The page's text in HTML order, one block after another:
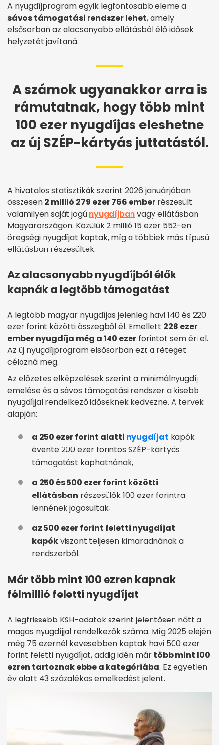
A nyugdíjprogram egyik legfontosabb eleme a
sávos támogatási rendszer lehet, amely
elsősorban az alacsonyabb ellátásból élő idősek
helyzetét javítaná.
A számok ugyanakkor arra is
rámutatnak, hogy több mint
100 ezer nyugdíjas eleshetne
az új SZÉP-kártyás juttatástól.
A hivatalos statisztikák szerint 2026 januárjában
összesen 2 millió 279 ezer 766 ember részesült
valamilyen saját jogú nyugdíjbanvagy ellátásban
Magyarországon. Közülük 2 millió 15 ezer 552-en
öregségi nyugdíjat kaptak, míg a többiek más típusú
ellátásban részesültek.
Az alacsonyabb nyugdíjból élők
kapnák a legtöbb támogatást
A legtöbb magyar nyugdíjas jelenleg havi 140 és 220
ezer forint közötti összegből él. Emellett 228 ezer
ember nyugdíja még a 140 ezer forintot sem éri el.
Az új nyugdíjprogram elsősorban ezt a réteget
célozná meg.
Az előzetes elképzelések szerint a minimálnyugdíj
emelése és a sávos támogatási rendszer a kisebb
nyugdíjjal rendelkező időseknek kedvezne. A tervek
alapján:
a 250 ezer forint alatti nyugdíjat kapók
évente 200 ezer forintos SZÉP-kártyás
támogatást kaphatnának,
a 250 és 500 ezer forint közötti
ellátásban részesülők 100 ezer forintra
lennének jogosultak,
az 500 ezer forint feletti nyugdíjat
kapókviszont teljesen kimaradnának a
rendszerből.
Már több mint 100 ezren kapnak
félmillió feletti nyugdíjat
A legfrissebb KSH-adatok szerint jelentősen nőtt a
magas nyugdíjjal rendelkezők száma. Míg 2025 elején
még 75 ezernél kevesebben kaptak havi 500 ezer
forint feletti nyugdíjat, addig idén már több mint 100
ezren tartoznak ebbe a kategóriába. Ez egyetlen
év alatt 43 százalékos emelkedést jelent.